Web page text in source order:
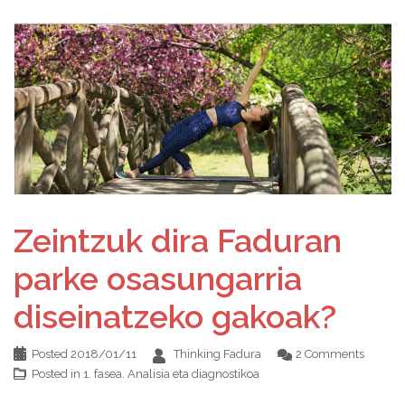
Zeintzuk dira Faduran
parke osasungarria
diseinatzeko gakoak?
Posted 2018/01/11 Thinking Fadura
2 Comments
Posted in 1. fasea. Analisia eta diagnostikoa